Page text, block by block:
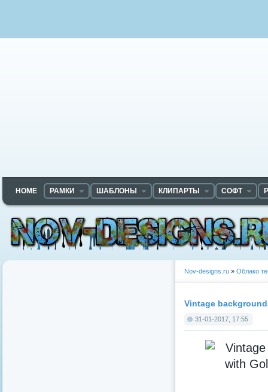
HOME РАМКИ ШАБЛОНЫ КЛИПАРТЫ СОФТ
Nov-designs.ru » Облако
Vintage
31-01-2017, 17:55